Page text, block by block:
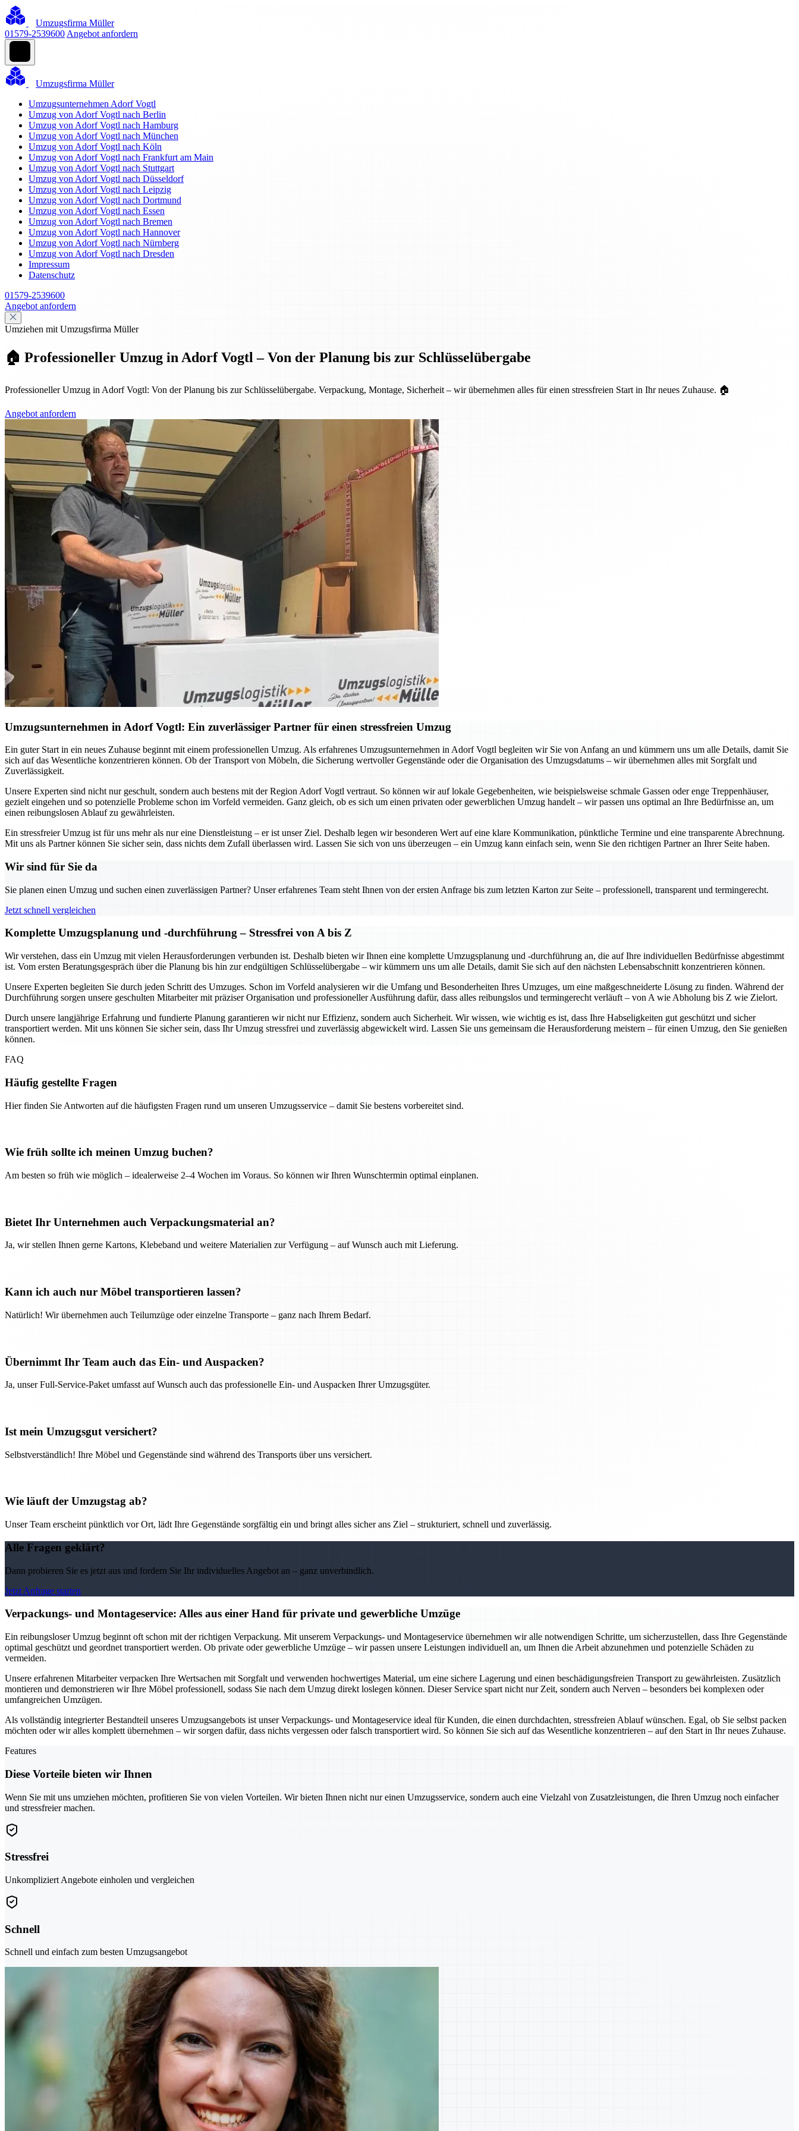
Umzugsfirma Müller
01579-2539600 Angebot anfordern
Umzugsfirma Müller
Umzugsunternehmen Adorf Vogtl
Umzug von Adorf Vogtl nach Berlin
Umzug von Adorf Vogtl nach Hamburg
Umzug von Adorf Vogtl nach München
Umzug von Adorf Vogtl nach Köln
Umzug von Adorf Vogtl nach Frankfurt am Main
Umzug von Adorf Vogtl nach Stuttgart
Umzug von Adorf Vogtl nach Düsseldorf
Umzug von Adorf Vogtl nach Leipzig
Umzug von Adorf Vogtl nach Dortmund
Umzug von Adorf Vogtl nach Essen
Umzug von Adorf Vogtl nach Bremen
Umzug von Adorf Vogtl nach Hannover
Umzug von Adorf Vogtl nach Nürnberg
Umzug von Adorf Vogtl nach Dresden
Impressum
Datenschutz
01579-2539600
Angebot anfordern
Umziehen mit Umzugsfirma Müller
🏠 Professioneller Umzug in Adorf Vogtl – Von der Planung bis zur Schlüsselübergabe
Professioneller Umzug in Adorf Vogtl: Von der Planung bis zur Schlüsselübergabe. Verpackung, Montage, Sicherheit – wir übernehmen alles für einen stressfreien Start in Ihr neues Zuhause. 🏠
Angebot anfordern
Umzugsunternehmen in Adorf Vogtl: Ein zuverlässiger Partner für einen stressfreien Umzug
Ein guter Start in ein neues Zuhause beginnt mit einem professionellen Umzug. Als erfahrenes Umzugsunternehmen in Adorf Vogtl begleiten wir Sie von Anfang an und kümmern uns um alle Details, damit Sie
sich auf das Wesentliche konzentrieren können. Ob der Transport von Möbeln, die Sicherung wertvoller Gegenstände oder die Organisation des Umzugsdatums – wir übernehmen alles mit Sorgfalt und
Zuverlässigkeit.
Unsere Experten sind nicht nur geschult, sondern auch bestens mit der Region Adorf Vogtl vertraut. So können wir auf lokale Gegebenheiten, wie beispielsweise schmale Gassen oder enge Treppenhäuser,
gezielt eingehen und so potenzielle Probleme schon im Vorfeld vermeiden. Ganz gleich, ob es sich um einen privaten oder gewerblichen Umzug handelt – wir passen uns optimal an Ihre Bedürfnisse an, um
einen reibungslosen Ablauf zu gewährleisten.
Ein stressfreier Umzug ist für uns mehr als nur eine Dienstleistung – er ist unser Ziel. Deshalb legen wir besonderen Wert auf eine klare Kommunikation, pünktliche Termine und eine transparente Abrechnung.
Mit uns als Partner können Sie sicher sein, dass nichts dem Zufall überlassen wird. Lassen Sie sich von uns überzeugen – ein Umzug kann einfach sein, wenn Sie den richtigen Partner an Ihrer Seite haben.
Wir sind für Sie da
Sie planen einen Umzug und suchen einen zuverlässigen Partner? Unser erfahrenes Team steht Ihnen von der ersten Anfrage bis zum letzten Karton zur Seite – professionell, transparent und termingerecht.
Jetzt schnell vergleichen
Komplette Umzugsplanung und -durchführung – Stressfrei von A bis Z
Wir verstehen, dass ein Umzug mit vielen Herausforderungen verbunden ist. Deshalb bieten wir Ihnen eine komplette Umzugsplanung und -durchführung an, die auf Ihre individuellen Bedürfnisse abgestimmt
ist. Vom ersten Beratungsgespräch über die Planung bis hin zur endgültigen Schlüsselübergabe – wir kümmern uns um alle Details, damit Sie sich auf den nächsten Lebensabschnitt konzentrieren können.
Unsere Experten begleiten Sie durch jeden Schritt des Umzuges. Schon im Vorfeld analysieren wir die Umfang und Besonderheiten Ihres Umzuges, um eine maßgeschneiderte Lösung zu finden. Während der
Durchführung sorgen unsere geschulten Mitarbeiter mit präziser Organisation und professioneller Ausführung dafür, dass alles reibungslos und termingerecht verläuft – von A wie Abholung bis Z wie Zielort.
Durch unsere langjährige Erfahrung und fundierte Planung garantieren wir nicht nur Effizienz, sondern auch Sicherheit. Wir wissen, wie wichtig es ist, dass Ihre Habseligkeiten gut geschützt und sicher
transportiert werden. Mit uns können Sie sicher sein, dass Ihr Umzug stressfrei und zuverlässig abgewickelt wird. Lassen Sie uns gemeinsam die Herausforderung meistern – für einen Umzug, den Sie genießen
können.
FAQ
Häufig gestellte Fragen
Hier finden Sie Antworten auf die häufigsten Fragen rund um unseren Umzugsservice – damit Sie bestens vorbereitet sind.
Wie früh sollte ich meinen Umzug buchen?
Am besten so früh wie möglich – idealerweise 2–4 Wochen im Voraus. So können wir Ihren Wunschtermin optimal einplanen.
Bietet Ihr Unternehmen auch Verpackungsmaterial an?
Ja, wir stellen Ihnen gerne Kartons, Klebeband und weitere Materialien zur Verfügung – auf Wunsch auch mit Lieferung.
Kann ich auch nur Möbel transportieren lassen?
Natürlich! Wir übernehmen auch Teilumzüge oder einzelne Transporte – ganz nach Ihrem Bedarf.
Übernimmt Ihr Team auch das Ein- und Auspacken?
Ja, unser Full-Service-Paket umfasst auf Wunsch auch das professionelle Ein- und Auspacken Ihrer Umzugsgüter.
Ist mein Umzugsgut versichert?
Selbstverständlich! Ihre Möbel und Gegenstände sind während des Transports über uns versichert.
Wie läuft der Umzugstag ab?
Unser Team erscheint pünktlich vor Ort, lädt Ihre Gegenstände sorgfältig ein und bringt alles sicher ans Ziel – strukturiert, schnell und zuverlässig.
Alle Fragen geklärt?
Dann probieren Sie es jetzt aus und fordern Sie Ihr individuelles Angebot an – ganz unverbindlich.
Jetzt Anfrage starten
Verpackungs- und Montageservice: Alles aus einer Hand für private und gewerbliche Umzüge
Ein reibungsloser Umzug beginnt oft schon mit der richtigen Verpackung. Mit unserem Verpackungs- und Montageservice übernehmen wir alle notwendigen Schritte, um sicherzustellen, dass Ihre Gegenstände
optimal geschützt und geordnet transportiert werden. Ob private oder gewerbliche Umzüge – wir passen unsere Leistungen individuell an, um Ihnen die Arbeit abzunehmen und potenzielle Schäden zu
vermeiden.
Unsere erfahrenen Mitarbeiter verpacken Ihre Wertsachen mit Sorgfalt und verwenden hochwertiges Material, um eine sichere Lagerung und einen beschädigungsfreien Transport zu gewährleisten. Zusätzlich
montieren und demonstrieren wir Ihre Möbel professionell, sodass Sie nach dem Umzug direkt loslegen können. Dieser Service spart nicht nur Zeit, sondern auch Nerven – besonders bei komplexen oder
umfangreichen Umzügen.
Als vollständig integrierter Bestandteil unseres Umzugsangebots ist unser Verpackungs- und Montageservice ideal für Kunden, die einen durchdachten, stressfreien Ablauf wünschen. Egal, ob Sie selbst packen
möchten oder wir alles komplett übernehmen – wir sorgen dafür, dass nichts vergessen oder falsch transportiert wird. So können Sie sich auf das Wesentliche konzentrieren – auf den Start in Ihr neues Zuhause.
Features
Diese Vorteile bieten wir Ihnen
Wenn Sie mit uns umziehen möchten, profitieren Sie von vielen Vorteilen. Wir bieten Ihnen nicht nur einen Umzugsservice, sondern auch eine Vielzahl von Zusatzleistungen, die Ihren Umzug noch einfacher
und stressfreier machen.
Stressfrei
Unkompliziert Angebote einholen und vergleichen
Schnell
Schnell und einfach zum besten Umzugsangebot